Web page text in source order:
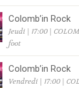
Colomb’in Rock
Jeudi | 17:00 |
foot
Colomb’in Rock
Vendredi | 17:00 |